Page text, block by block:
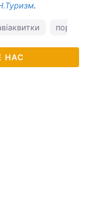
.
поради
НАС